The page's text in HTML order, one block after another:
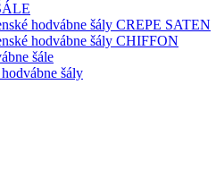
hodvábne šály CREPE SATEN
hodvábne šály CHIFFON
šále
šály